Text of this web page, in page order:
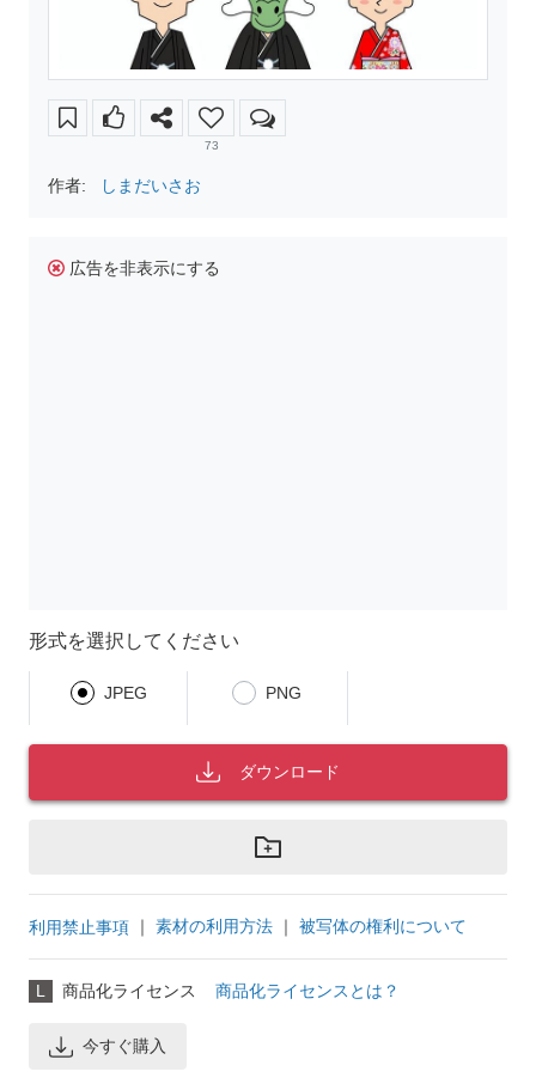
73
作者: しまだいさお
広告を非表示にする
形式を選択してください
JPEG PNG
ダウンロード
利用禁止事項 ｜ 素材の利用方法 ｜ 被写体の権利について
L 商品化ライセンス 商品化ライセンスとは？
今すぐ購入